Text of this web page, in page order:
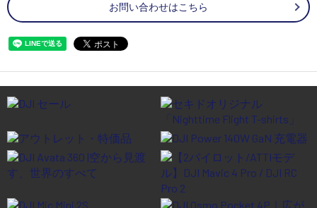
お問い合わせはこちら